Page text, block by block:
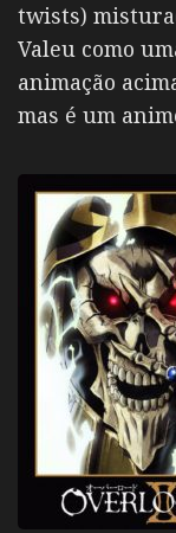
twists)
Valeu como
animação
mas é um